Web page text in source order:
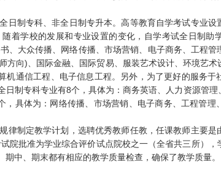
制专科、非全日制专升本。高等教育自学考试专业设
着学校的发展和专业设置的变化，自学考试全日制助
、大众传播、网络传播、市场营销、电子商务、工程管
向)、国际金融、国际贸易、服装艺术设计、环境艺
通信工程、电子信息工程。另外，为了更好的服务于
制专科专业有8个，具体为：商务英语、人力资源管
具体为：网络传播、市场营销、电子商务、工程管理
律制定教学计划，选聘优秀教师任教，任课教师主要
院批准为学业综合评价试点院校之一（全省共三所），
中、期末都有相应的教学质量检查，确保了教学质量。